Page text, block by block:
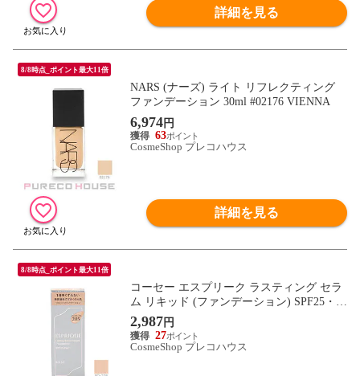
詳細を見る
8/8時点_ポイント最大11倍
NARS (ナーズ) ライト リフレクティング
ファンデーション 30ml #02176 VIENNA
6,974円
63
CosmeShop プレコハウス
詳細を見る
8/8時点_ポイント最大11倍
コーセー エスプリーク ラスティング セラ
ム リキッド (ファンデーション) SPF25・P
A++ 30g #PO-205 ピンクオークル
2,987 円
27
CosmeShop プレコハウス